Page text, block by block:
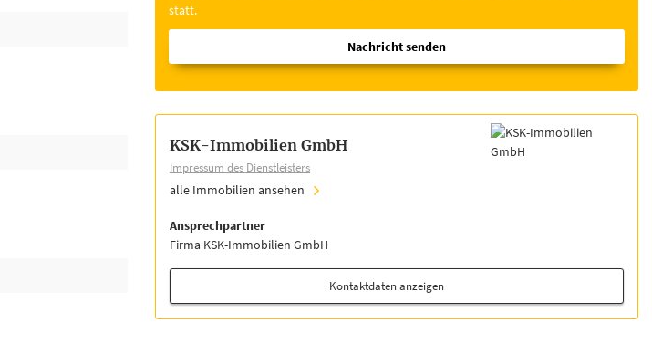
statt.
Nachricht senden
KSK-Immobilien GmbH
Impressum des Dienstleisters
alle Immobilien ansehen
Ansprechpartner
Firma KSK-Immobilien GmbH
Kontaktdaten anzeigen